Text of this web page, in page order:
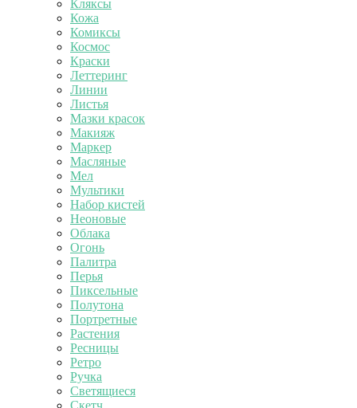
Кляксы
Кожа
Комиксы
Космос
Краски
Леттеринг
Линии
Листья
Мазки красок
Макияж
Маркер
Масляные
Мел
Мультики
Набор кистей
Неоновые
Облака
Огонь
Палитра
Перья
Пиксельные
Полутона
Портретные
Растения
Ресницы
Ретро
Ручка
Светящиеся
Скетч